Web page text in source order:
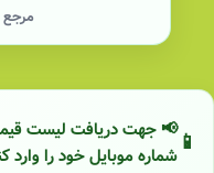
مرجع
📢 جهت دریافت لیست
شماره موبایل خود را وارد